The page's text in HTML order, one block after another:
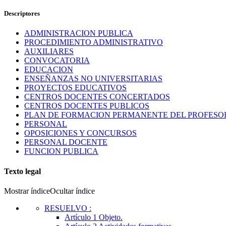
Descriptores
ADMINISTRACION PUBLICA
PROCEDIMIENTO ADMINISTRATIVO
AUXILIARES
CONVOCATORIA
EDUCACION
ENSEÑANZAS NO UNIVERSITARIAS
PROYECTOS EDUCATIVOS
CENTROS DOCENTES CONCERTADOS
CENTROS DOCENTES PUBLICOS
PLAN DE FORMACION PERMANENTE DEL
PERSONAL
OPOSICIONES Y CONCURSOS
PERSONAL DOCENTE
FUNCION PUBLICA
Texto legal
Mostrar índiceOcultar índice
RESUELVO :
Artículo 1 Objeto.